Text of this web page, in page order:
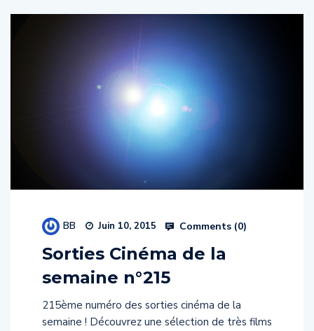
BB Juin 10, 2015 Comments (0)
Sorties Cinéma de la
semaine n°215
215ème numéro des sorties cinéma de la
semaine ! Découvrez une sélection de très films